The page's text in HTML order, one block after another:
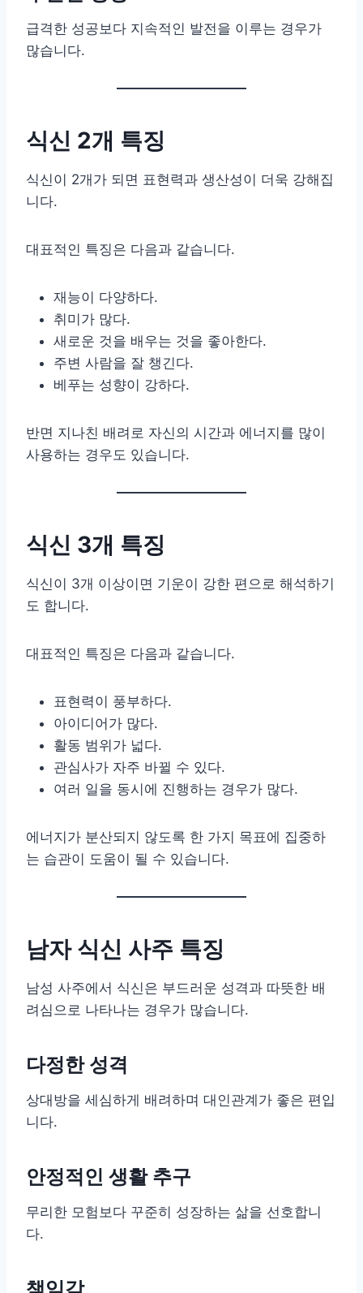
급격한 성공보다 지속적인 발전을 이루는 경우가
많습니다.
식신 2개 특징
식신이 2개가 되면 표현력과 생산성이 더욱 강해집
니다.
대표적인 특징은 다음과 같습니다.
재능이 다양하다.
취미가 많다.
새로운 것을 배우는 것을 좋아한다.
주변 사람을 잘 챙긴다.
베푸는 성향이 강하다.
반면 지나친 배려로 자신의 시간과 에너지를 많이
사용하는 경우도 있습니다.
식신 3개 특징
식신이 3개 이상이면 기운이 강한 편으로 해석하기
도 합니다.
대표적인 특징은 다음과 같습니다.
표현력이 풍부하다.
아이디어가 많다.
활동 범위가 넓다.
관심사가 자주 바뀔 수 있다.
여러 일을 동시에 진행하는 경우가 많다.
에너지가 분산되지 않도록 한 가지 목표에 집중하
는 습관이 도움이 될 수 있습니다.
남자 식신 사주 특징
남성 사주에서 식신은 부드러운 성격과 따뜻한 배
려심으로 나타나는 경우가 많습니다.
다정한 성격
상대방을 세심하게 배려하며 대인관계가 좋은 편입
니다.
안정적인 생활 추구
무리한 모험보다 꾸준히 성장하는 삶을 선호합니
다.